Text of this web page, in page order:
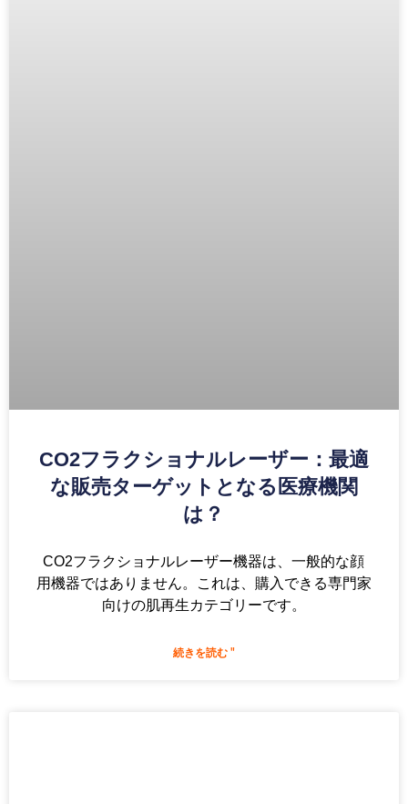
CO2フラクショナルレーザー：最適
な販売ターゲットとなる医療機関
は？
CO2フラクショナルレーザー機器は、一般的な顔
用機器ではありません。これは、購入できる専門家
向けの肌再生カテゴリーです。
続きを読む "